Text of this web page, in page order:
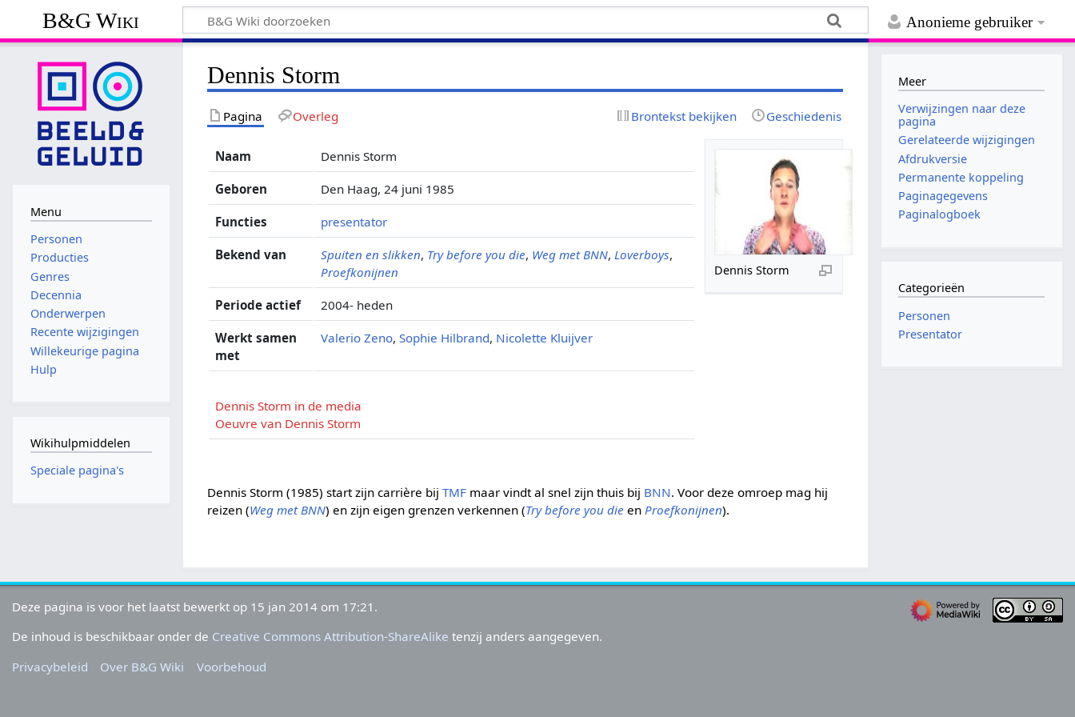
Anonieme gebruiker
B&G Wiki
Dennis Storm
Pagina Overleg Brontekst bekijken Geschiedenis
Dennis Storm
Naam Dennis Storm
Geboren Den Haag, 24 juni 1985
Functies presentator
Bekend van Spuiten en slikken, Try before you die, Weg met BNN, Loverboys,
Proefkonijnen
Periode actief 2004- heden
Werkt samen
met
Valerio Zeno,Sophie Hilbrand, Nicolette Kluijver
Dennis Storm in de media
Oeuvre van Dennis Storm
Dennis Storm (1985) start zijn carrière bijTMF maar vindt al snel zijn thuis bij BNN. Voor deze omroep mag hij
reizen (Weg met BNN) en zijn eigen grenzen verkennen (Try before you die en Proefkonijnen).
Menu
Personen
Producties
Genres
Decennia
Onderwerpen
Recente wijzigingen
Willekeurige pagina
Hulp
Wikihulpmiddelen
Speciale pagina's
Meer
Verwijzingen naar deze
pagina
Gerelateerde wijzigingen
Afdrukversie
Permanente koppeling
Paginagegevens
Paginalogboek
Categorieën
Personen
Presentator
Deze pagina is voor het laatst bewerkt op 15 jan 2014 om 17:21.
De inhoud is beschikbaar onder de Creative Commons Attribution-ShareAlike tenzij anders aangegeven.
Privacybeleid
Over B&G Wiki Voorbehoud